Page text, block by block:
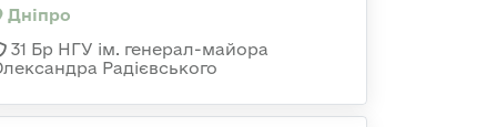
Дніпро
31 Бр НГУ ім. генерал-майора
Радієвського